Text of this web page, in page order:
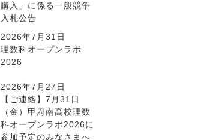
購入」に係る一般競争
入札公告
2026年7月31日
理数科オープンラボ
2026
2026年7月27日
【ご連絡】7月31日
（金）甲府南高校理数
科オープンラボ2026に
参加予定のみなさまへ